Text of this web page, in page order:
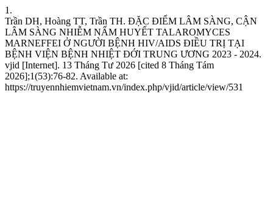
1.
Trần DH, Hoàng TT, Trần TH. ĐẶC ĐIỂM LÂM SÀNG, CẬN
LÂM SÀNG NHIỄM NẤM HUYẾT TALAROMYCES
MARNEFFEI Ở NGƯỜI BỆNH HIV/AIDS ĐIỀU TRỊ TẠI
BỆNH VIỆN BỆNH NHIỆT ĐỚI TRUNG ƯƠNG 2023 - 2024.
vjid [Internet]. 13 Tháng Tư 2026 [cited 8 Tháng Tám
2026];1(53):76-82. Available at:
https://truyennhiemvietnam.vn/index.php/vjid/article/view/531